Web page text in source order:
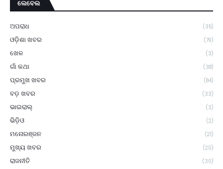
ଲେବେଲ
ଅପରାଧ (35)
ଓଡ଼ିଶା ଖବର (79)
ଖେଳ (3)
ଗାଁ କଥା (38)
ପ୍ରମୁଖ ଖବର (84)
ବଡ଼ ଖବର (33)
ଭାଇରାଲ୍ (3)
ଭିଡ଼ିଓ (2)
ମନୋରଞ୍ଜନ (21)
ମୁଖ୍ୟ ଖବର (20)
ରାଜନୀତି (30)